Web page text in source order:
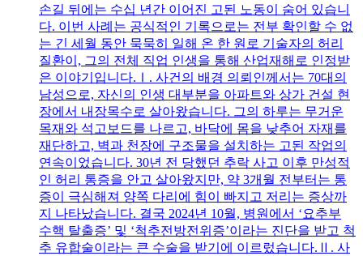
손길 뒤에는 수십 년간 이어진 고된 노동이 숨어 있습니
다. 이번 사례는 공식적인 기록으로는 전부 확인할 수 없
는 긴 세월 동안 묵묵히 일해 온 한 원로 기술자의 허리
질환이, 그의 전체 직업 인생을 통해 산업재해로 인정받
은 이야기입니다.Ⅰ. 사건의 배경 의뢰인께서는 70대의
남성으로, 자신의 인생 대부분을 아파트와 상가 건설 현
장에서 내장목수로 살아왔습니다. 그의 하루는 무거운
목재와 석고보드를 나르고, 바닥에 몸을 낮추어 자재를
재단하고, 벽과 천장에 구조물을 설치하는 고된 작업의
연속이었습니다. 30년 전 당했던 추락 사고 이후 만성적
인 허리 통증을 안고 살아왔지만, 약 3개월 전부터는 통
증이 극심해져 양쪽 다리에 힘이 빠지고 저리는 증상까
지 나타났습니다. 결국 2024년 10월, 병원에서 ‘요추부
수핵 탈출증’ 및 ‘척추전방전위증’이라는 진단을 받고 척
추 유합술이라는 큰 수술을 받기에 이르렀습니다.Ⅱ. 사